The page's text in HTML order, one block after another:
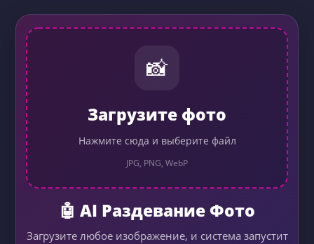
📸
Загрузите фото
Нажмите сюда и выберите файл
JPG, PNG, WebP
🤖 AI Раздевание Фото
Загрузите любое изображение, и система запустит